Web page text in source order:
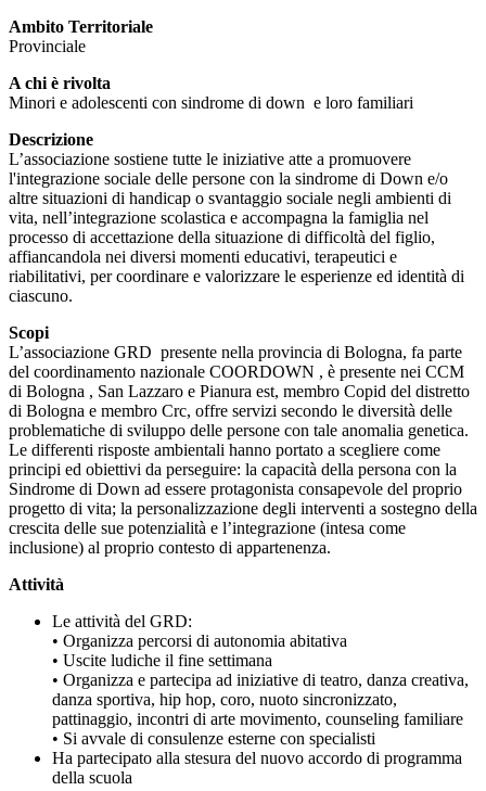
Ambito Territoriale
Provinciale
A chi è rivolta
Minori e adolescenti con sindrome di down e loro familiari
Descrizione
L’associazione sostiene tutte le iniziative atte a promuovere
l'integrazione sociale delle persone con la sindrome di Down e/o
altre situazioni di handicap o svantaggio sociale negli ambienti di
vita, nell’integrazione scolastica e accompagna la famiglia nel
processo di accettazione della situazione di difficoltà del figlio,
affiancandola nei diversi momenti educativi, terapeutici e
riabilitativi, per coordinare e valorizzare le esperienze ed identità di
ciascuno.
Scopi
L’associazione GRD presente nella provincia di Bologna, fa parte
del coordinamento nazionale COORDOWN , è presente nei CCM
di Bologna , San Lazzaro e Pianura est, membro Copid del distretto
di Bologna e membro Crc, offre servizi secondo le diversità delle
problematiche di sviluppo delle persone con tale anomalia genetica.
Le differenti risposte ambientali hanno portato a scegliere come
principi ed obiettivi da perseguire: la capacità della persona con la
Sindrome di Down ad essere protagonista consapevole del proprio
progetto di vita; la personalizzazione degli interventi a sostegno della
crescita delle sue potenzialità e l’integrazione (intesa come
inclusione) al proprio contesto di appartenenza.
Attività
Le attività del GRD:
• Organizza percorsi di autonomia abitativa
• Uscite ludiche il fine settimana
• Organizza e partecipa ad iniziative di teatro, danza creativa,
danza sportiva, hip hop, coro, nuoto sincronizzato,
pattinaggio, incontri di arte movimento, counseling familiare
• Si avvale di consulenze esterne con specialisti
Ha partecipato alla stesura del nuovo accordo di programma
della scuola